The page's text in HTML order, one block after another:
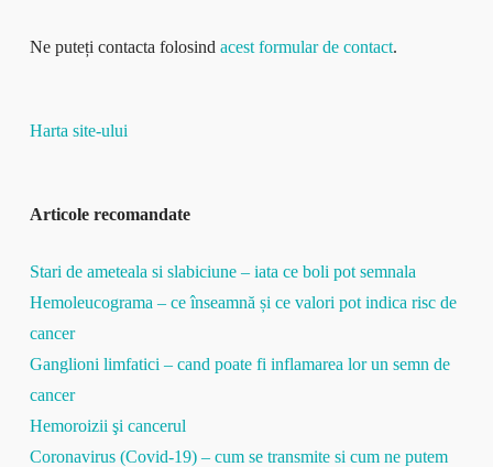
Ne puteți contacta folosind acest formular de contact.
Harta site-ului
Articole recomandate
Stari de ameteala si slabiciune – iata ce boli pot semnala
Hemoleucograma – ce înseamnă și ce valori pot indica risc de
cancer
Ganglioni limfatici – cand poate fi inflamarea lor un semn de
cancer
Hemoroizii şi cancerul
Coronavirus (Covid-19) – cum se transmite si cum ne putem